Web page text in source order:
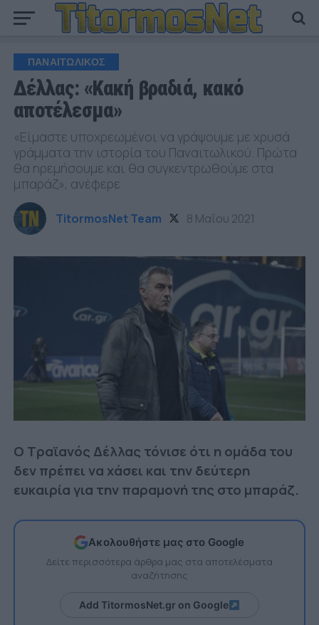
ΠΑΝΑΙΤΩΛΙΚΟΣ
Δέλλας: «Κακή βραδιά, κακό
αποτέλεσμα»
«Είμαστε υποχρεωμένοι να γράψουμε με χρυσά
γράμματα την ιστορία του Παναιτωλικού. Πρώτα
θα ηρεμήσουμε και θα συγκεντρωθούμε στα
μπαράζ», ανέφερε
TitormosNet Team 8 Μαΐου 2021
Ο Τραϊανός Δέλλας τόνισε ότι η ομάδα του
δεν πρέπει να χάσει και την δεύτερη
ευκαιρία για την παραμονή της στο μπαράζ.
Ακολουθήστε μας στο Google
Δείτε περισσότερα άρθρα μας στα αποτελέσματα
αναζήτησης
Add TitormosNet.gr on Google